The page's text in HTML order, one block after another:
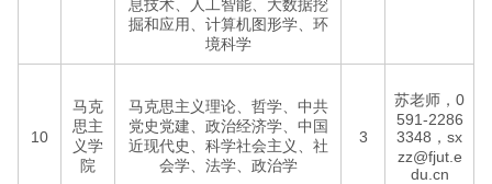
息技术、人工智能、大数据挖
掘和应用、计算机图形学、环
境科学
10
马克
思主
义学
院
马克思主义理论、哲学、中共
党史党建、政治经济学、中国
近现代史、科学社会主义、社
会学、法学、政治学
3
苏老师，0
591-2286
3348，sx
zz@fjut.e
du.cn